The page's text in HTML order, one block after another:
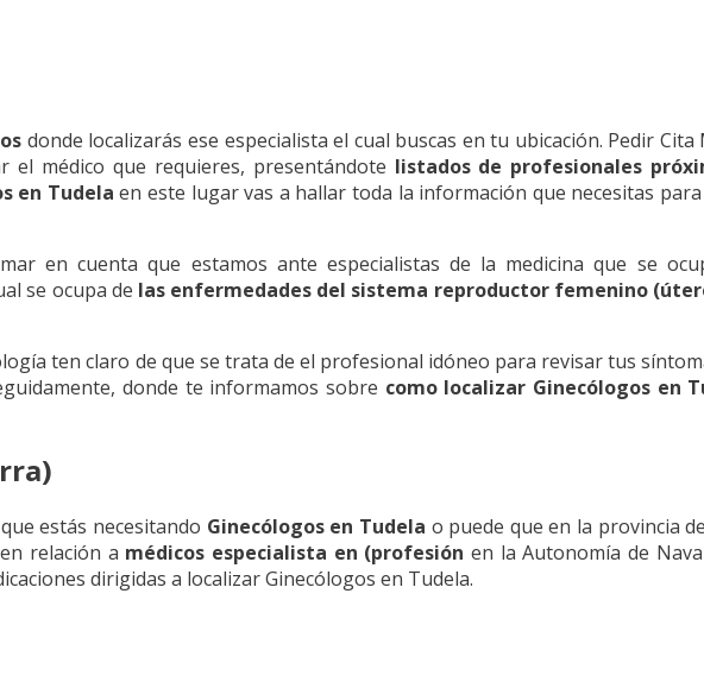
donde localizarás ese especialista el cual buscas en tu ubicación. Pedir Cita
médico que requieres, presentándote listados de profesionales
en Tudela en este lugar vas a hallar toda la información que necesitas
en cuenta que estamos ante especialistas de la medicina que se
se ocupa de las enfermedades del sistema reproductor femenino
ten claro de que se trata de el profesional idóneo para revisar tus
donde te informamos sobre como localizar Ginecólogos en
estás necesitando Ginecólogos en Tudela o puede que en la provincia
relación a médicos especialista en (profesión en la Autonomía de
dirigidas a localizar Ginecólogos en Tudela.